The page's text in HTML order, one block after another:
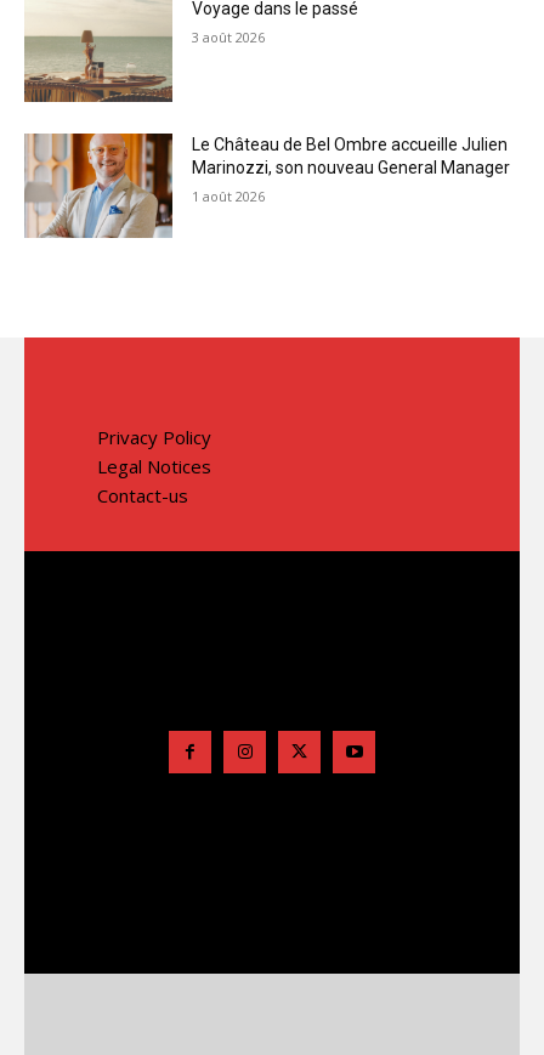
Voyage dans le passé
3 août 2026
Le Château de Bel Ombre accueille Julien
Marinozzi, son nouveau General Manager
1 août 2026
Privacy Policy
Legal Notices
Contact-us